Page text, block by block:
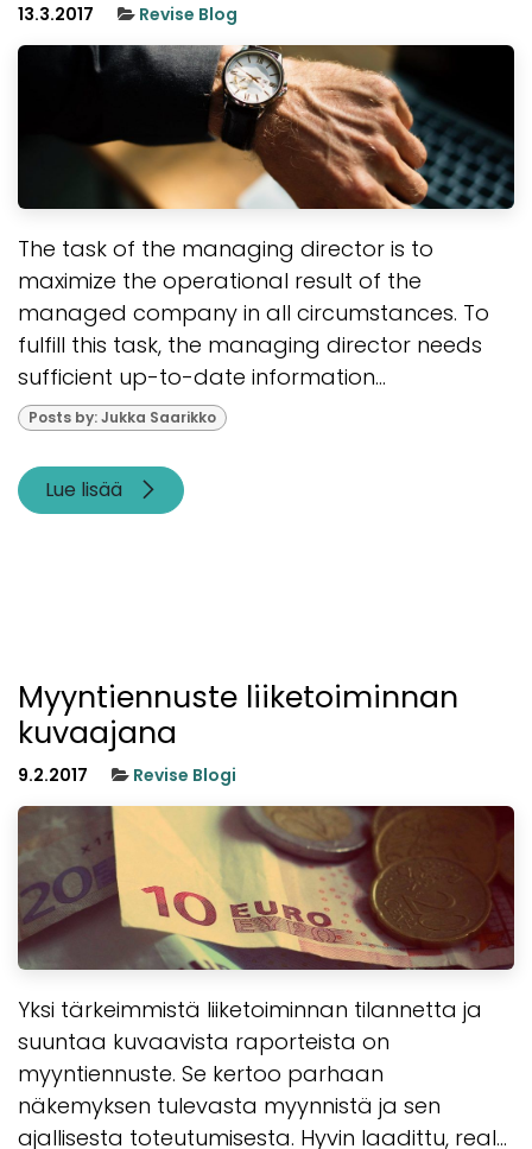
13.3.2017 Revise Blog
The task of the managing director is to
maximize the operational result of the
managed company in all circumstances. To
fulfill this task, the managing director needs
sufficient up-to-date information...
Posts by: Jukka Saarikko
Lue lisää
Myyntiennuste liiketoiminnan
kuvaajana
9.2.2017 Revise Blogi
Yksi tärkeimmistä liiketoiminnan tilannetta ja
suuntaa kuvaavista raporteista on
myyntiennuste. Se kertoo parhaan
näkemyksen tulevasta myynnistä ja sen
ajallisesta toteutumisesta. Hyvin laadittu, real...